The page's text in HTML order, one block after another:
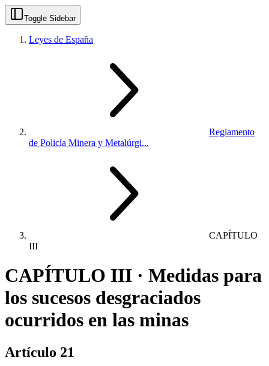
Toggle Sidebar
Leyes de España
Reglamento
de Policía Minera y Metalúrgi...
CAPÍTULO
III
CAPÍTULO III · Medidas para
los sucesos desgraciados
ocurridos en las minas
Artículo 21